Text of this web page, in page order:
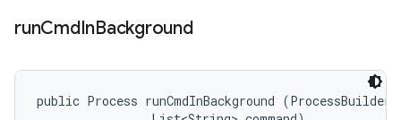
runCmdInBackground
public Process runCmdInBackground